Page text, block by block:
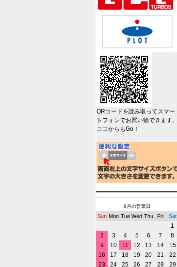
QRコードを読み取ってスマー
トフォンでお買い物できます。
ココからもGo！
8月の営業日
Sun Mon Tue Wed Thu Fri Sat
1
2
3 4 5 6 7
8
9
10 11 12 13 14
15
16
17 18 19 20 21
22
23
24 25 26 27 28
29